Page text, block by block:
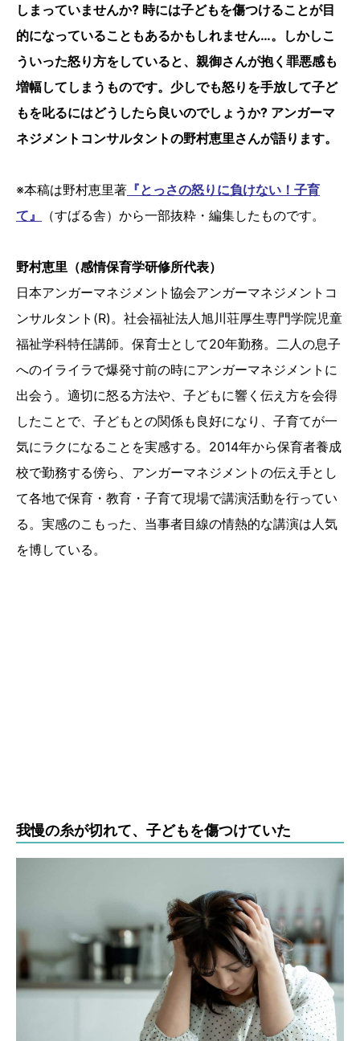
しまっていませんか? 時には子どもを傷つけることが目
的になっていることもあるかもしれません…。しかしこ
ういった怒り方をしていると、親御さんが抱く罪悪感も
増幅してしまうものです。少しでも怒りを手放して子ど
もを叱るにはどうしたら良いのでしょうか? アンガーマ
ネジメントコンサルタントの野村恵里さんが語ります。
※本稿は野村恵里著 『とっさの怒りに負けない！子育
て』
（すばる舎）から一部抜粋・編集したものです。
野村恵里（感情保育学研修所代表）
日本アンガーマネジメント協会アンガーマネジメントコ
ンサルタント(R)。社会福祉法人旭川荘厚生専門学院児童
福祉学科特任講師。保育士として20年勤務。二人の息子
へのイライラで爆発寸前の時にアンガーマネジメントに
出会う。適切に怒る方法や、子どもに響く伝え方を会得
したことで、子どもとの関係も良好になり、子育てが一
気にラクになることを実感する。2014年から保育者養成
校で勤務する傍ら、アンガーマネジメントの伝え手とし
て各地で保育・教育・子育て現場で講演活動を行ってい
る。実感のこもった、当事者目線の情熱的な講演は人気
を博している。
我慢の糸が切れて、子どもを傷つけていた